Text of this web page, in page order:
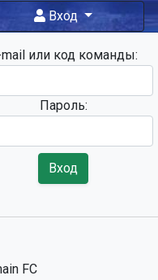
Вход
mail или код команды:
Пароль:
Вход
FC
зона